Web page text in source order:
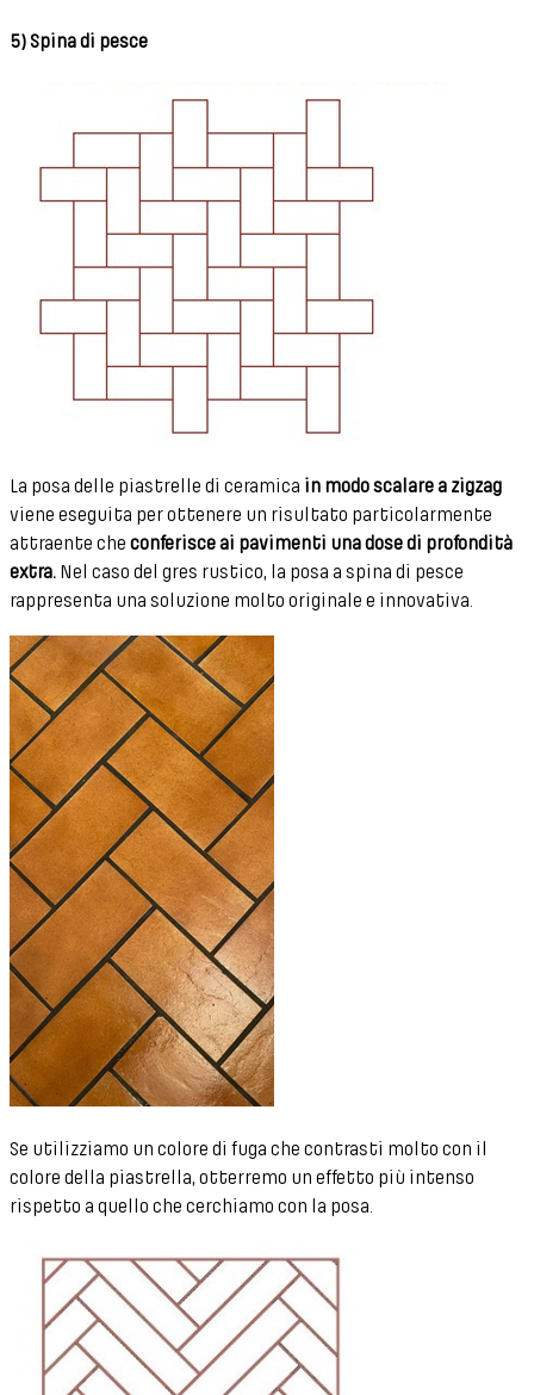
5) Spina di pesce
La posa delle piastrelle di ceramica in modo scalare a zigzag
viene eseguita per ottenere un risultato particolarmente
attraente che conferisce ai pavimenti una dose di profondità
extra. Nel caso del gres rustico, la posa a spina di pesce
rappresenta una soluzione molto originale e innovativa.
Se utilizziamo un colore di fuga che contrasti molto con il
colore della piastrella, otterremo un effetto più intenso
rispetto a quello che cerchiamo con la posa.